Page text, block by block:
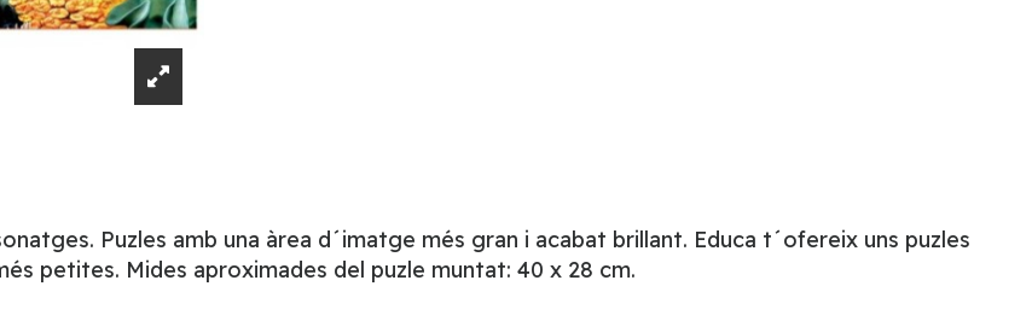
Puzles amb una àrea d´imatge més gran i acabat brillant. Educa t´ofereix uns puzles
petites. Mides aproximades del puzle muntat: 40 x 28 cm.